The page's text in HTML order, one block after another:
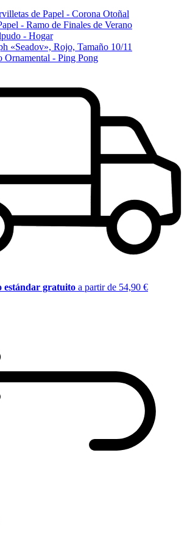
de Papel - Corona Otoñal
- Ramo de Finales de Verano
- Hogar
«Seadov», Rojo, Tamaño 10/11
Ornamental - Ping Pong
estándar gratuito a partir de 54,90 €